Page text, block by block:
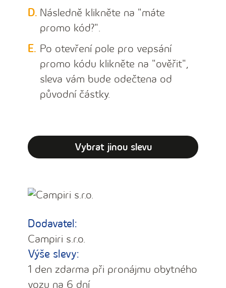
Následně klikněte na "máte
promo kód?".
Po otevření pole pro vepsání
promo kódu klikněte na "ověřit",
sleva vám bude odečtena od
původní částky.
Vybrat jinou slevu
Dodavatel:
Campiri s.r.o.
Výše slevy:
1 den zdarma při pronájmu obytného
vozu na 6 dní